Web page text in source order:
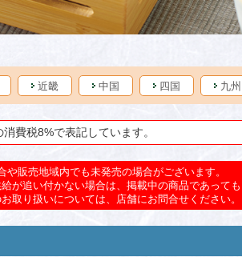
近畿 中国 四国 九州
費税8%で表記しています。
販売地域内でも未発売の場合がございます。
が追い付かない場合は、掲載中の商品であっても
取り扱いについては、店舗にお問合せください。